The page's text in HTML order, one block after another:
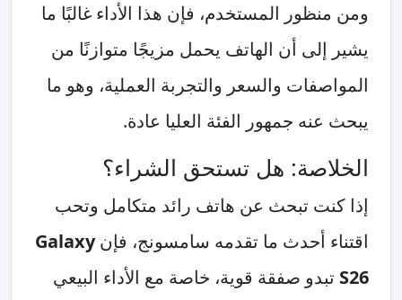
ومن منظور المستخدم، فإن هذا الأداء غالبًا ما
يشير إلى أن الهاتف يحمل مزيجًا متوازنًا من
المواصفات والسعر والتجربة العملية، وهو ما
يبحث عنه جمهور الفئة العليا عادة.
الخلاصة: هل تستحق الشراء؟
إذا كنت تبحث عن هاتف رائد متكامل وتحب
اقتناء أحدث ما تقدمه سامسونج، فإنGalaxy
S26 تبدو صفقة قوية، خاصة مع الأداء البيعي